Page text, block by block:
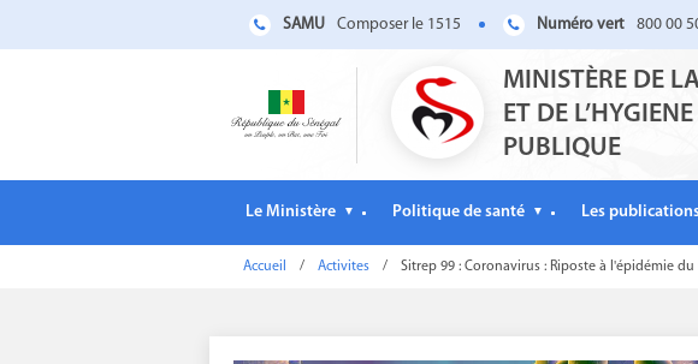
SAMU Composer le 1515 Numéro vert 800 00
MINISTÈRE DE
ET DE L’HYGIENE
PUBLIQUE
Le Ministère ▼ Politique de santé ▼ Les
Accueil / Activites / Sitrep 99 : Coronavirus : Riposte à l'épidémie